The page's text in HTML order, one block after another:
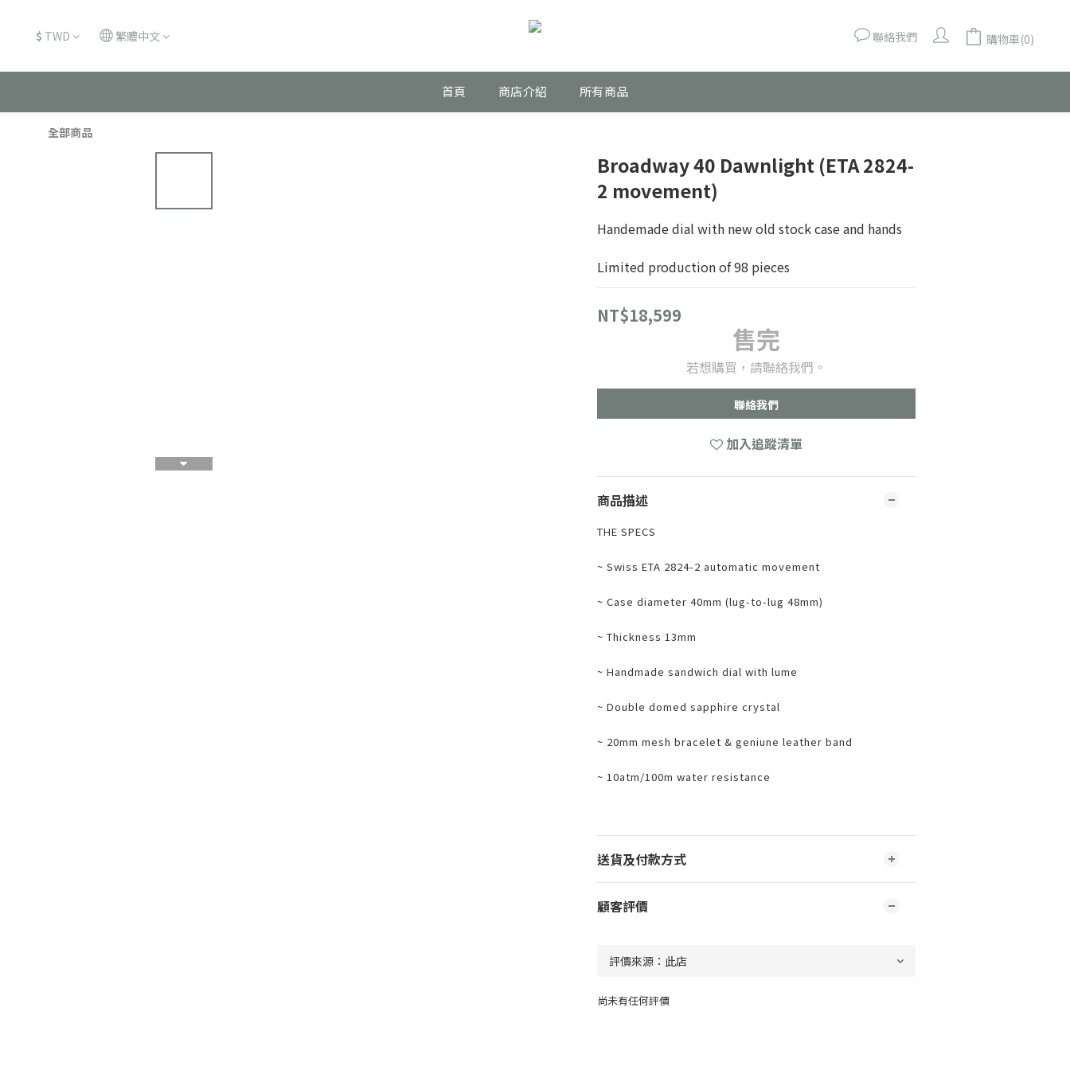
$ TWD 繁體中文 聯絡我們 購物車(0)
首頁 商店介紹 所有商品
全部商品
Broadway 40 Dawnlight (ETA 2824-
2 movement)
Handemade dial with new old stock case and hands
Limited production of 98 pieces
NT$18,599
售完
若想購買，請聯絡我們。
聯絡我們
加入追蹤清單
商品描述
THE SPECS
~ Swiss ETA 2824-2 automatic movement
~ Case diameter 40mm (lug-to-lug 48mm)
~ Thickness 13mm
~ Handmade sandwich dial with lume
~ Double domed sapphire crystal
~ 20mm mesh bracelet & geniune leather band
~ 10atm/100m water resistance
送貨及付款方式
顧客評價
尚未有任何評價